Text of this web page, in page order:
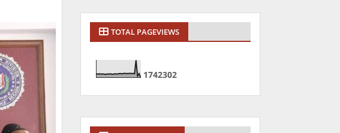
TOTAL PAGEVIEWS
1742302